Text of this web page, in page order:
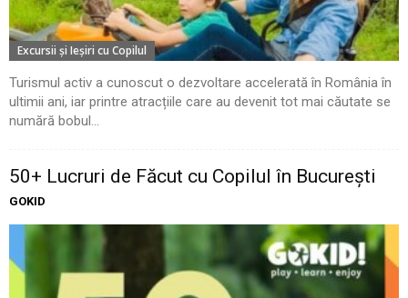
Excursii şi Ieşiri cu Copilul
Turismul activ a cunoscut o dezvoltare accelerată în România în
ultimii ani, iar printre atracțiile care au devenit tot mai căutate se
numără bobul...
50+ Lucruri de Făcut cu Copilul în București
GOKID